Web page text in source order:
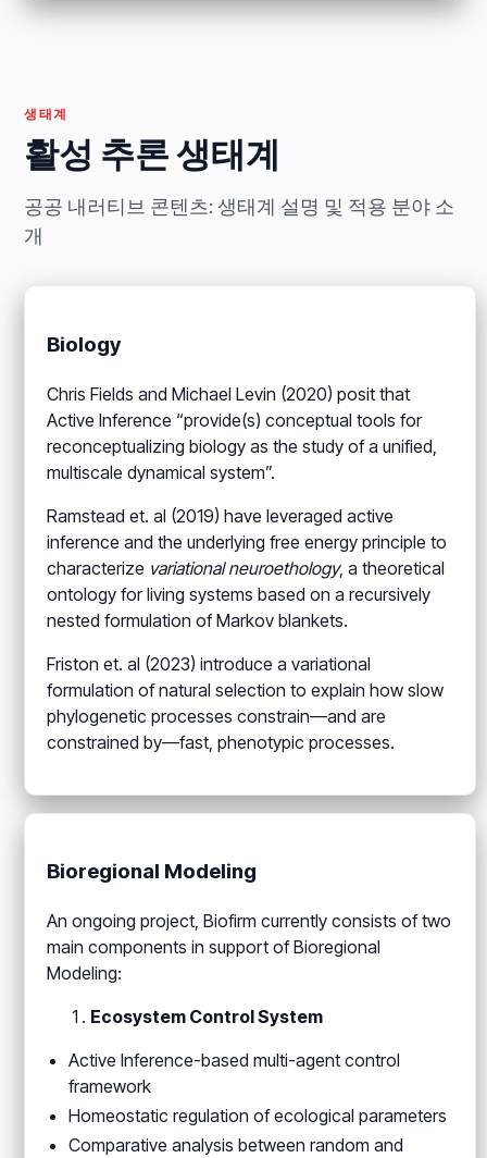
생태계
활성 추론 생태계
공공 내러티브 콘텐츠: 생태계 설명 및 적용 분야 소
개
Biology
Chris Fields and Michael Levin (2020) posit that
Active Inference “provide(s) conceptual tools for
reconceptualizing biology as the study of a unified,
multiscale dynamical system”.
Ramstead et. al (2019) have leveraged active
inference and the underlying free energy principle to
characterize variational neuroethology, a theoretical
ontology for living systems based on a recursively
nested formulation of Markov blankets.
Friston et. al (2023) introduce a variational
formulation of natural selection to explain how slow
phylogenetic processes constrain—and are
constrained by—fast, phenotypic processes.
Bioregional Modeling
An ongoing project, Biofirm currently consists of two
main components in support of Bioregional
Modeling:
Ecosystem Control System
Active Inference-based multi-agent control
framework
Homeostatic regulation of ecological parameters
Comparative analysis between random and